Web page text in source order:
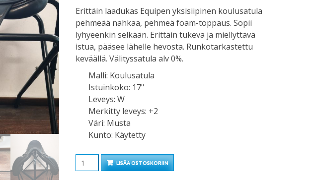
Erittäin laadukas Equipen yksisiipinen koulusatula
pehmeää nahkaa, pehmeä foam-toppaus. Sopii
lyhyeenkin selkään. Erittäin tukeva ja miellyttävä
istua, pääsee lähelle hevosta. Runkotarkastettu
keväällä. Välityssatula alv 0%.
Malli: Koulusatula
Istuinkoko: 17"
Leveys: W
Merkitty leveys: +2
Väri: Musta
Kunto: Käytetty
Määrä LISÄÄ OSTOSKORIIN